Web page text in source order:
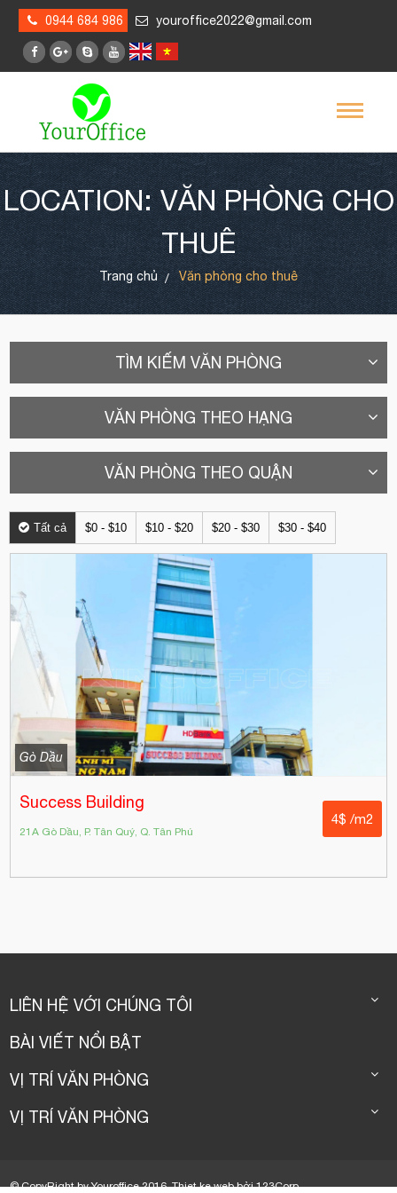
0944 684 986 youroffice2022@gmail.com
LOCATION: VĂN PHÒNG CHO
THUÊ
Trang chủ Văn phòng cho thuê
TÌM KIẾM VĂN PHÒNG
VĂN PHÒNG THEO HẠNG
VĂN PHÒNG THEO QUẬN
Tất cả $0 - $10 $10 - $20 $20 - $30 $30 - $40
Gò Dầu
Success Building
21A Gò Dầu, P. Tân Quý, Q. Tân Phú
4$ /m2
LIÊN HỆ VỚI CHÚNG TÔI
BÀI VIẾT NỔI BẬT
VỊ TRÍ VĂN PHÒNG
VỊ TRÍ VĂN PHÒNG
© CopyRight by Youroffice 2016.Thiet ke webbởi123Corp